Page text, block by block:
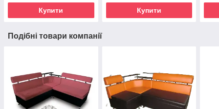
Купити Купити
Подібні товари компанії